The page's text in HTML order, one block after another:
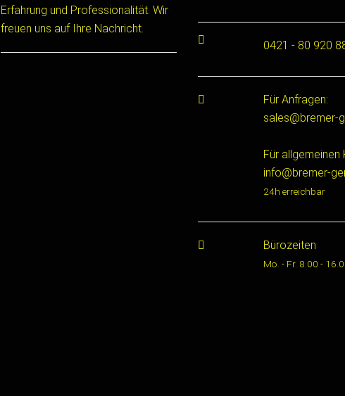
Erfahrung und Professionalität. Wir
freuen uns auf Ihre Nachricht.
0421 - 80 920
Für Anfragen:
sales@bremer-
Für
info@bremer-
24h erreichbar
Bürozeiten
Mo. - Fr. 8.00 -